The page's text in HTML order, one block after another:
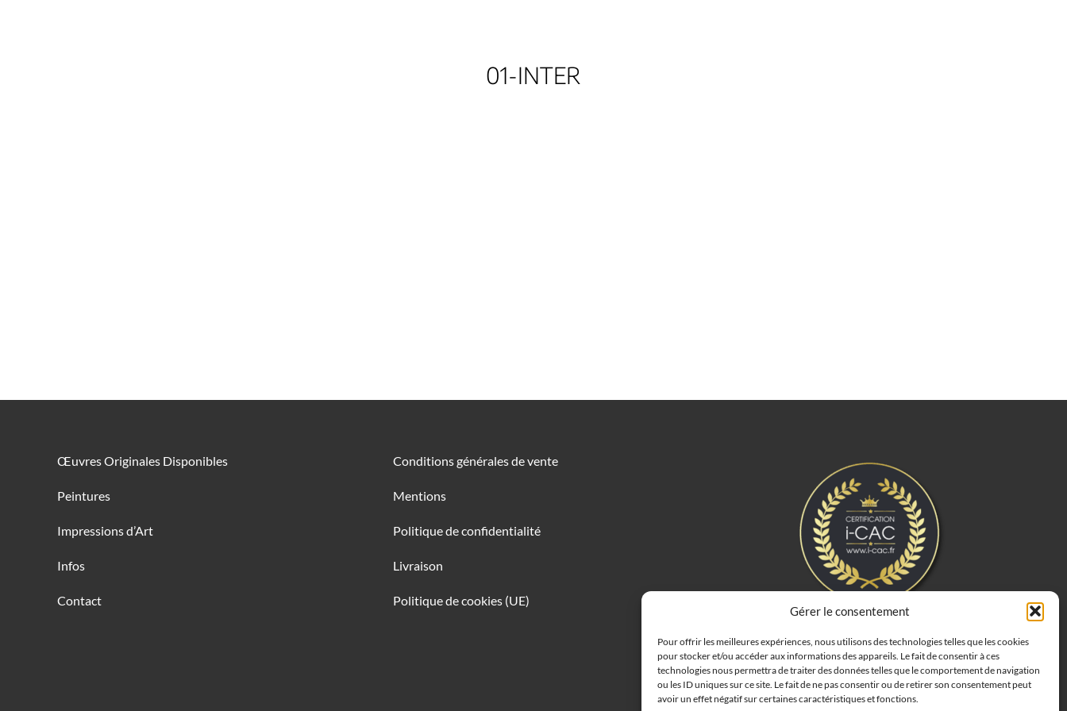
Gérer le consentement
Pour offrir les meilleures expériences, nous utilisons des technologies telles que les cookies
pour stocker et/ou accéder aux informations des appareils. Le fait de consentir à ces
technologies nous permettra de traiter des données telles que le comportement de navigation
ou les ID uniques sur ce site. Le fait de ne pas consentir ou de retirer son consentement peut
avoir un effet négatif sur certaines caractéristiques et fonctions.
01-INTER
Œuvres Originales Disponibles
Peintures
Impressions d’Art
Infos
Contact
Conditions générales de vente
Mentions
Politique de confidentialité
Livraison
Politique de cookies (UE)